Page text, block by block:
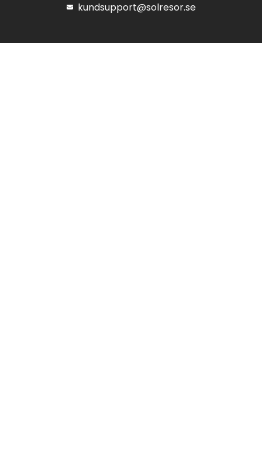
kundsupport@solresor.se